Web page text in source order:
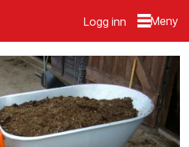
Logg inn